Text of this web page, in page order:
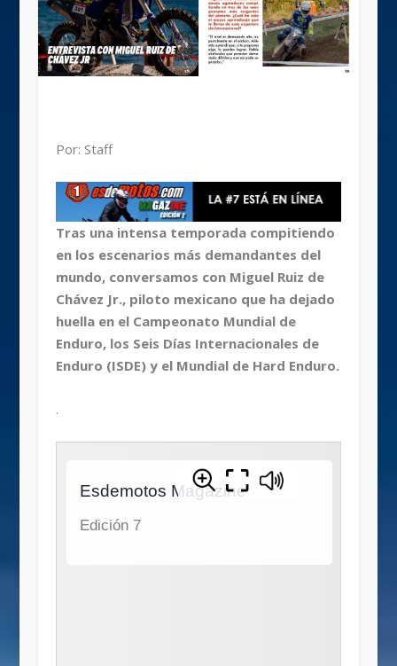
Por: Staff
Tras una intensa temporada compitiendo
en los escenarios más demandantes del
mundo, conversamos con Miguel Ruiz de
Chávez Jr., piloto mexicano que ha dejado
huella en el Campeonato Mundial de
Enduro, los Seis Días Internacionales de
Enduro (ISDE) y el Mundial de Hard Enduro.
.